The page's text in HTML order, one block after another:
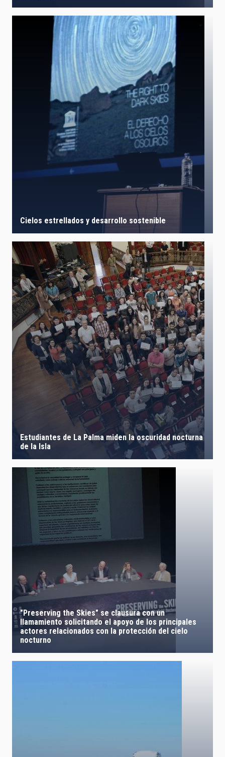
Cielos estrellados y desarrollo sostenible
Estudiantes de La Palma miden la oscuridad nocturna
de la Isla
"Preserving the Skies" se clausura con un
llamamiento solicitando el apoyo de los principales
actores relacionados con la protección del cielo
nocturno